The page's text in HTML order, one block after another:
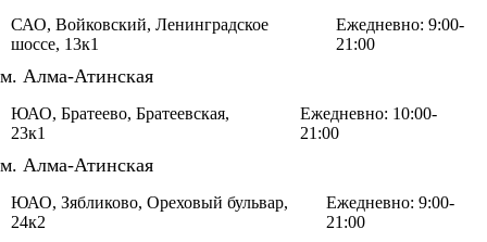
САО, Войковский, Ленинградское
шоссе, 13к1
Ежедневно: 9:00-
21:00
м. Алма-Атинская
ЮАО, Братеево, Братеевская,
23к1
Ежедневно: 10:00-
21:00
м. Алма-Атинская
ЮАО, Зябликово, Ореховый бульвар,
24к2
Ежедневно: 9:00-
21:00